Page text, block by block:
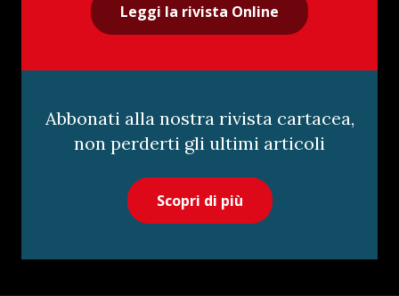
Leggi la rivista Online
Abbonati alla nostra rivista cartacea,
non perderti gli ultimi articoli
Scopri di più